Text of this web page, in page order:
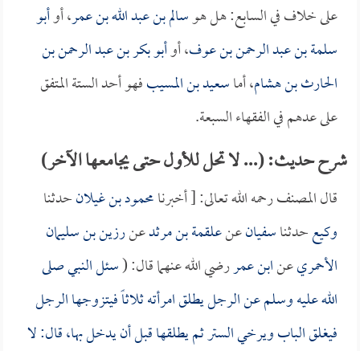
على خلاف في السابع: هل هوسالم بن عبد الله بن عمر، أوأبو
سلمة بن عبد الرحمن بن عوف، أوأبو بكر بن عبد الرحمن بن
الحارث بن هشام، أماسعيد بن المسيبفهو أحد الستة المتفق
على عدهم في الفقهاء السبعة.
شرح حديث: (... لا تحل للأول حتى يجامعها الآخر)
قال المصنف رحمه الله تعالى: [ أخبرنامحمود بن غيلانحدثنا
وكيعحدثناسفيانعنعلقمة بن مرثدعنرزين بن سليمان
الأحمريعنابن عمررضي الله عنهما قال: (سئل النبي صلى
الله عليه وسلم عن الرجل يطلق امرأته ثلاثاً فيتزوجها الرجل
فيغلق الباب ويرخي الستر ثم يطلقها قبل أن يدخل بها، قال: لا